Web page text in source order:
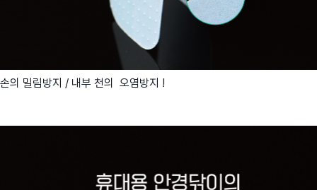
손의 밀림방지 / 내부 천의 오염방지 !